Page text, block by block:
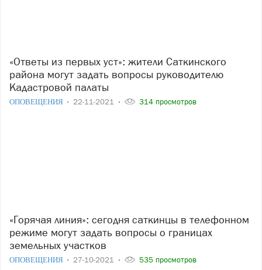
«Ответы из первых уст»: жители Саткинского
района могут задать вопросы руководителю
Кадастровой палаты
ОПОВЕЩЕНИЯ 22-11-2021 314 просмотров
«Горячая линия»: сегодня саткинцы в телефонном
режиме могут задать вопросы о границах
земельных участков
ОПОВЕЩЕНИЯ 27-10-2021 535 просмотров